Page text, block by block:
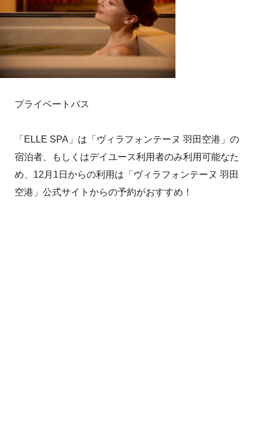
プライベートバス
「ELLE SPA」は「ヴィラフォンテーヌ 羽田空港」の
宿泊者、もしくはデイユース利用者のみ利用可能なた
め、12月1日からの利用は「ヴィラフォンテーヌ 羽田
空港」公式サイトからの予約がおすすめ！